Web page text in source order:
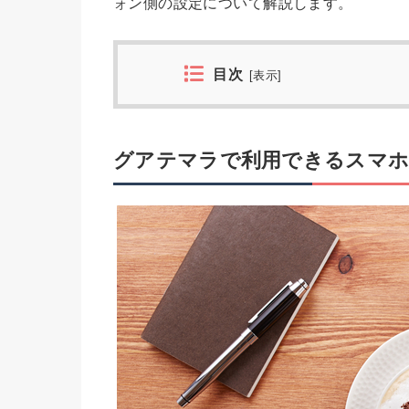
目次 [表示
グアテマラで利用できるスマ